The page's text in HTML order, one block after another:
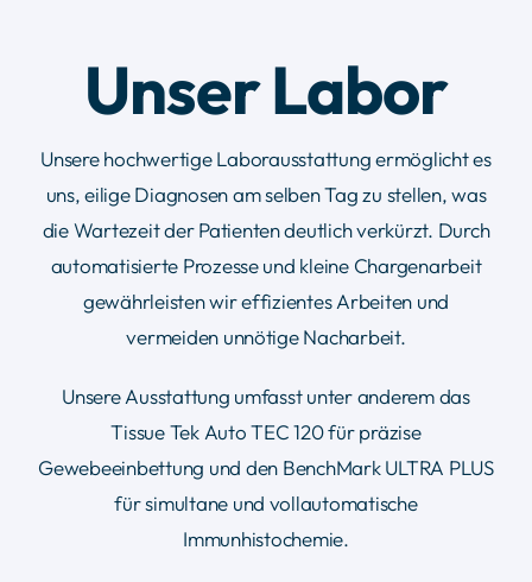
KontaktUnser Labor
Unsere hochwertige Laborausstattung ermöglicht es
uns, eilige Diagnosen am selben Tag zu stellen, was
die Wartezeit der Patienten deutlich verkürzt. Durch
automatisierte Prozesse und kleine Chargenarbeit
gewährleisten wir effizientes Arbeiten und
vermeiden unnötige Nacharbeit.
Unsere Ausstattung umfasst unter anderem das
Tissue Tek Auto TEC 120 für präzise
Gewebeeinbettung und den BenchMark ULTRA PLUS
für simultane und vollautomatische
Immunhistochemie.